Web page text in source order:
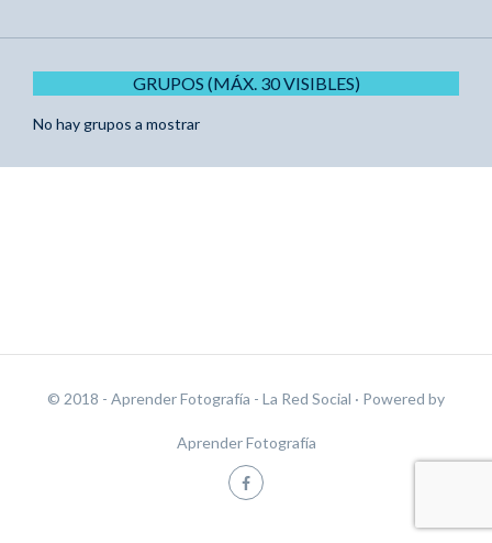
GRUPOS (MÁX. 30 VISIBLES)
No hay grupos a mostrar
© 2018 - Aprender Fotografía - La Red Social · Powered by
Aprender Fotografía